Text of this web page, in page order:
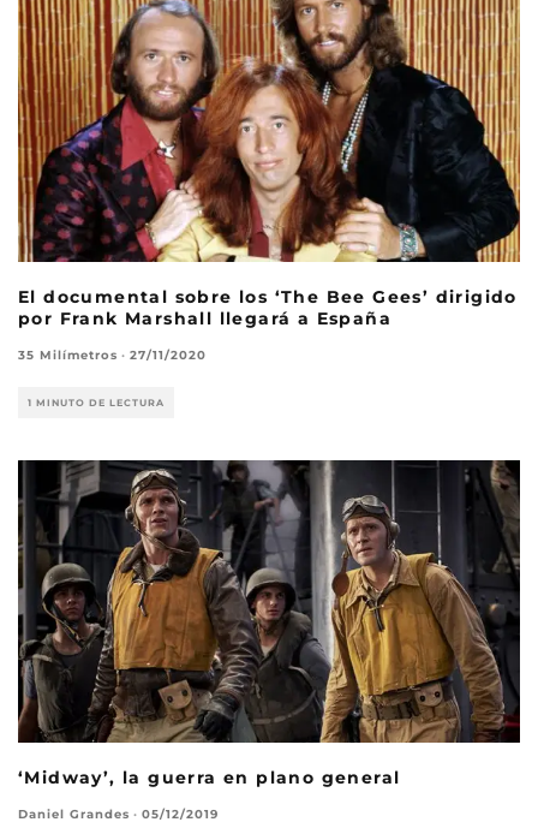
El documental sobre los ‘The Bee Gees’ dirigido
por Frank Marshall llegará a España
35 Milímetros · 27/11/2020
1 MINUTO DE LECTURA
‘Midway’, la guerra en plano general
Daniel Grandes · 05/12/2019